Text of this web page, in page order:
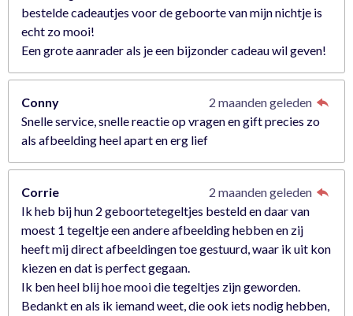
bestelde cadeautjes voor de geboorte van mijn nichtje is
echt zo mooi!
Een grote aanrader als je een bijzonder cadeau wil geven!
Conny
2 maanden geleden
Snelle service, snelle reactie op vragen en gift precies zo
als afbeelding heel apart en erg lief
Corrie
2 maanden geleden
Ik heb bij hun 2 geboortetegeltjes besteld en daar van
moest 1 tegeltje een andere afbeelding hebben en zij
heeft mij direct afbeeldingen toe gestuurd, waar ik uit kon
kiezen en dat is perfect gegaan.
Ik ben heel blij hoe mooi die tegeltjes zijn geworden.
Bedankt en als ik iemand weet, die ook iets nodig hebben,